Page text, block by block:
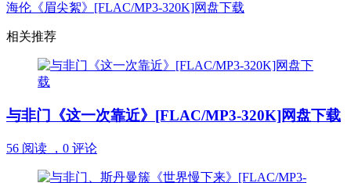
海伦《眉尖絮》[FLAC/MP3-320K]网盘下载
相关推荐
与非门《这一次靠近》[FLAC/MP3-320K]网盘下载
56 阅读 ， 0 评论